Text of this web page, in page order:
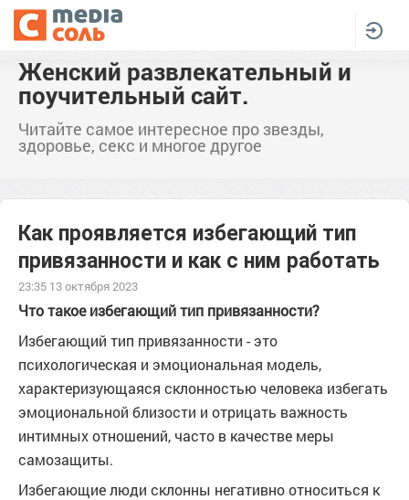
Женский развлекательный и
поучительный сайт.
Читайте самое интересное про звезды,
здоровье, секс и многое другое
Как проявляется избегающий тип
привязанности и как с ним работать
23:35 13 октября 2023
Что такое избегающий тип привязанности?
Избегающий тип привязанности - это
психологическая и эмоциональная модель,
характеризующаяся склонностью человека избегать
эмоциональной близости и отрицать важность
интимных отношений, часто в качестве меры
самозащиты.
Избегающие люди склонны негативно относиться к